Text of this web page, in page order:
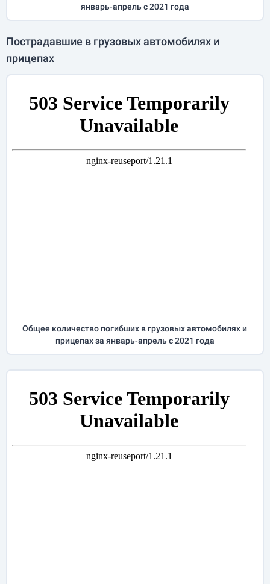
январь-апрельс 2021 года
Пострадавшие в грузовых автомобилях и
прицепах
Общее количество погибших в грузовых автомобилях и
прицепах за январь-апрельс 2021 года